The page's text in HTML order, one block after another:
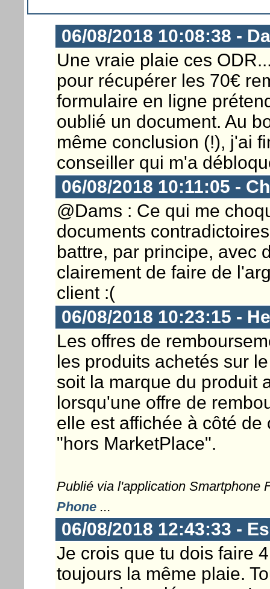
06/08/2018 10:08:38 -
Une vraie plaie ces
pour récupérer les 70€
formulaire en ligne
oublié un document. Au
même conclusion (!), j'ai
conseiller qui m'a
06/08/2018 10:11:05 -
@Dams : Ce qui me
documents
battre, par principe, avec
clairement de faire de
client :(
06/08/2018 10:23:15 -
Les offres de
les produits achetés sur
soit la marque du produit
lorsqu'une offre de
elle est affichée à côté
"hors MarketPlace".
Publié via l'application Smartphone
Phone...
06/08/2018 12:43:33 -
Je crois que tu dois faire
toujours la même plaie.